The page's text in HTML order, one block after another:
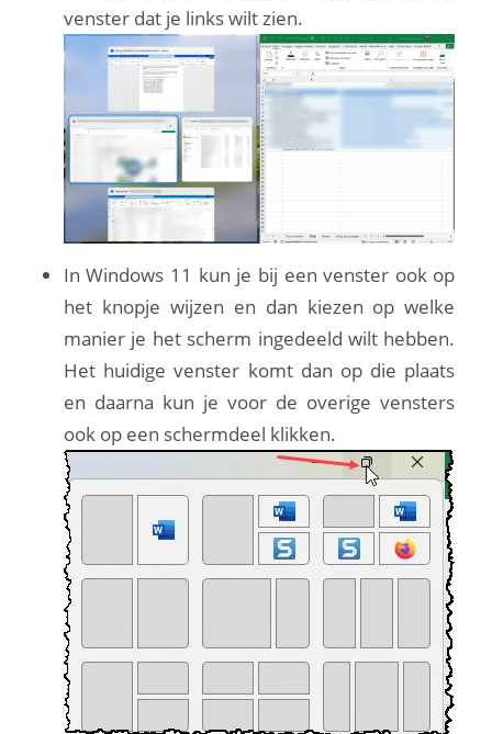
venster dat je links wilt zien.
In Windows 11 kun je bij een venster ook op
het knopje wijzen en dan kiezen op welke
manier je het scherm ingedeeld wilt hebben.
Het huidige venster komt dan op die plaats
en daarna kun je voor de overige vensters
ook op een schermdeel klikken.